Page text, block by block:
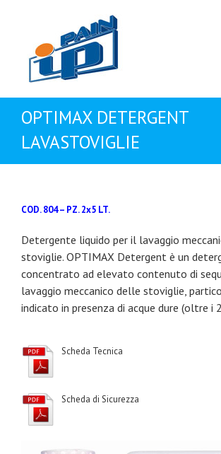
OPTIMAX DETERGENT
LAVASTOVIGLIE
COD. 804 – PZ. 2x5 LT.
Detergente liquido per il lavaggio
stoviglie. OPTIMAX Detergent è un
concentrato ad elevato contenuto di
lavaggio meccanico delle stoviglie,
indicato in presenza di acque dure (oltre i
Scheda Tecnica
Scheda di Sicurezza